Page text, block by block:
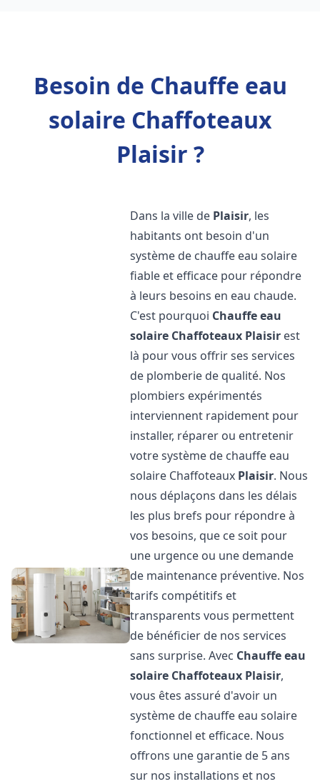
Besoin de Chauffe eau
solaire Chaffoteaux
Plaisir ?
Dans la ville de Plaisir, les
habitants ont besoin d'un
système de chauffe eau solaire
fiable et efficace pour répondre
à leurs besoins en eau chaude.
C'est pourquoi Chauffe eau
solaire Chaffoteaux Plaisir est
là pour vous offrir ses services
de plomberie de qualité. Nos
plombiers expérimentés
interviennent rapidement pour
installer, réparer ou entretenir
votre système de chauffe eau
solaire Chaffoteaux Plaisir. Nous
nous déplaçons dans les délais
les plus brefs pour répondre à
vos besoins, que ce soit pour
une urgence ou une demande
de maintenance préventive. Nos
tarifs compétitifs et
transparents vous permettent
de bénéficier de nos services
sans surprise. Avec Chauffe eau
solaire Chaffoteaux Plaisir,
vous êtes assuré d'avoir un
système de chauffe eau solaire
fonctionnel et efficace. Nous
offrons une garantie de 5 ans
sur nos installations et nos